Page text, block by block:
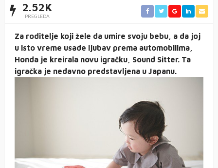
2.52K
PREGLEDA
Za roditelje koji žele da umire svoju bebu, a da joj
u isto vreme usade ljubav prema automobilima,
Honda je kreirala novu igračku, Sound Sitter. Ta
igračka je nedavno predstavljena u Japanu.